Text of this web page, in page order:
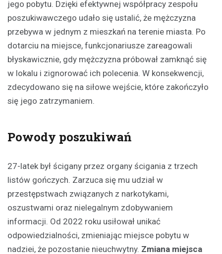
jego pobytu. Dzięki efektywnej współpracy zespołu
poszukiwawczego udało się ustalić, że mężczyzna
przebywa w jednym z mieszkań na terenie miasta. Po
dotarciu na miejsce, funkcjonariusze zareagowali
błyskawicznie, gdy mężczyzna próbował zamknąć się
w lokalu i zignorować ich polecenia. W konsekwencji,
zdecydowano się na siłowe wejście, które zakończyło
się jego zatrzymaniem.
Powody poszukiwań
27-latek był ścigany przez organy ścigania z trzech
listów gończych. Zarzuca się mu udział w
przestępstwach związanych z narkotykami,
oszustwami oraz nielegalnym zdobywaniem
informacji. Od 2022 roku usiłował unikać
odpowiedzialności, zmieniając miejsce pobytu w
nadziei, że pozostanie nieuchwytny. Zmiana miejsca